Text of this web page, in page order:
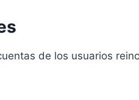
de los usuarios